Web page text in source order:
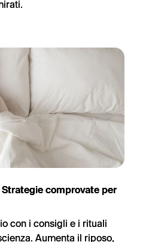
comprovate per
con i consigli e i rituali
Aumenta il riposo,